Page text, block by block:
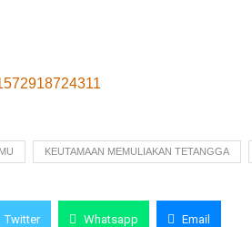
KEUTAMAAN MEMULIAKAN TETANGGA
Twitter Whatsapp Email